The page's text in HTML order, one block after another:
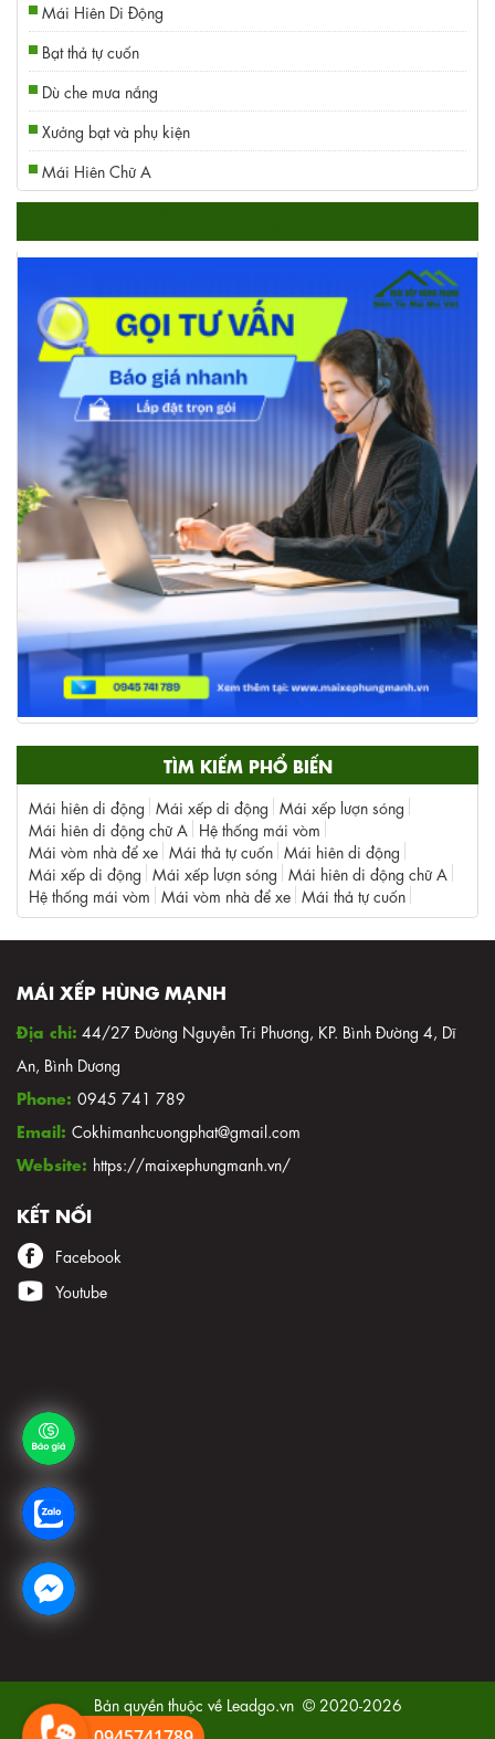
Mái Hiên Di Động
Bạt thả tự cuốn
Dù che mưa nắng
Xưởng bạt và phụ kiện
Mái Hiên Chữ A
TÌM KIẾM PHỔ BIẾN
Mái hiên di động Mái xếp di động
Mái xếp lượn sóng
Mái hiên di động chữ A
Hệ thống mái vòm
Mái vòm nhà để xe Mái thả tự cuốn Mái hiên di động
Mái xếp di động
Mái xếp lượn sóng
Mái hiên di động chữ A
Hệ thống mái vòm
Mái vòm nhà để xe Mái thả tự cuốn
MÁI XẾP HÙNG MẠNH
Địa chỉ: 44/27 Đường Nguyễn Tri Phương, KP. Bình Đường 4, Dĩ
An, Bình Dương
Phone: 0945 741 789
Email: Cokhimanhcuongphat@gmail.com
Website: https://maixephungmanh.vn/
KẾT NỐI
Facebook
Youtube
Bản quyền thuộc về Leadgo.vn© 2020-2026